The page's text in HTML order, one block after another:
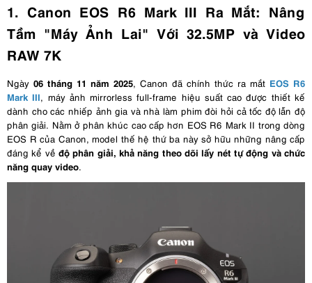
1. Canon EOS R6 Mark III Ra Mắt: Nâng
Tầm "Máy Ảnh Lai" Với 32.5MP và Video
RAW 7K
Ngày 06 tháng 11 năm 2025, Canon đã chính thức ra mắt EOS R6
Mark III, máy ảnh mirrorless full-frame hiệu suất cao được thiết kế
dành cho các nhiếp ảnh gia và nhà làm phim đòi hỏi cả tốc độ lẫn độ
phân giải. Nằm ở phân khúc cao cấp hơn EOS R6 Mark II trong dòng
EOS R của Canon, model thế hệ thứ ba này sở hữu những nâng cấp
đáng kể về độ phân giải, khả năng theo dõi lấy nét tự động và chức
năng quay video.